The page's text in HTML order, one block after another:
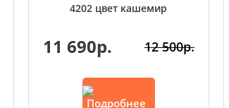
4202 цвет кашемир
11 690р. 12 500р.